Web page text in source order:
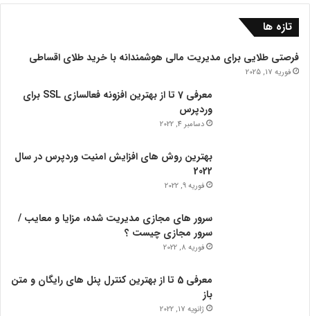
تازه ها
فرصتی طلایی برای مدیریت مالی هوشمندانه با خرید طلای اقساطی
فوریه 17, 2025
معرفی 7 تا از بهترین افزونه فعالسازی SSL برای
وردپرس
دسامبر 4, 2022
بهترین روش های افزایش امنیت وردپرس در سال
2022
فوریه 9, 2022
سرور های مجازی مدیریت شده، مزایا و معایب /
سرور مجازی چیست ؟
فوریه 8, 2022
معرفی 5 تا از بهترین کنترل پنل های رایگان و متن
باز
ژانویه 17, 2022